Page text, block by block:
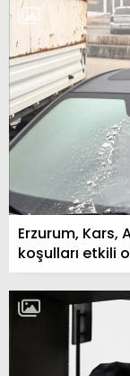
Erzurum, Kars,
koşulları etkili